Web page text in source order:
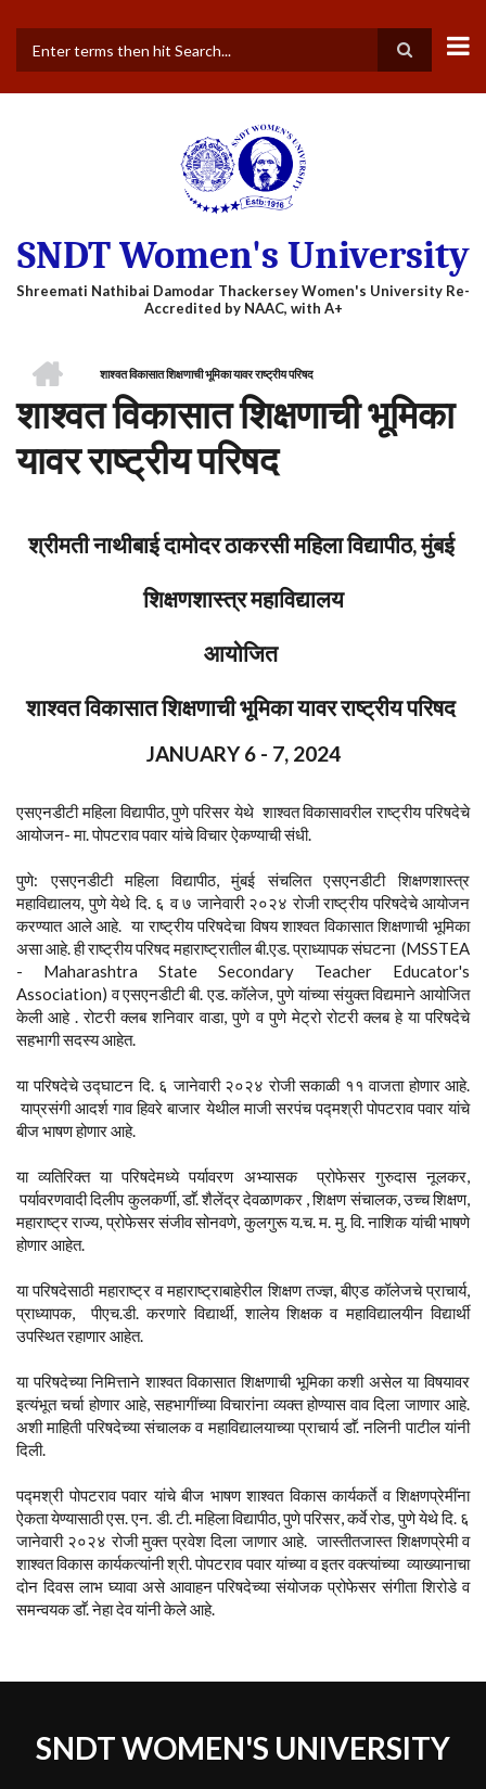
main
SNDT Women's University
BREADCRUMB
शाश्वत विकासात शिक्षणाची भूमिका यावर राष्ट्रीय परिषद
शाश्वत विकासात शिक्षणाची भूमिका
यावर राष्ट्रीय परिषद
श्रीमती नाथीबाई दामोदर ठाकरसी महिला विद्यापीठ, मुंबई
शिक्षणशास्त्र महाविद्यालय
आयोजित
शाश्वत विकासात शिक्षणाची भूमिका यावर राष्ट्रीय परिषद
JANUARY 6 - 7, 2024
एसएनडीटी महिला विद्यापीठ, पुणे परिसर येथे शाश्वत विकासावरील राष्ट्रीय परिषदेचे
आयोजन- मा. पोपटराव पवार यांचे विचार ऐकण्याची संधी.
पुणे: एसएनडीटी महिला विद्यापीठ, मुंबई संचलित एसएनडीटी शिक्षणशास्त्र
महाविद्यालय, पुणे येथे दि. ६ व ७ जानेवारी २०२४ रोजी राष्ट्रीय परिषदेचे आयोजन
करण्यात आले आहे. या राष्ट्रीय परिषदेचा विषय शाश्वत विकासात शिक्षणाची भूमिका
असा आहे. ही राष्ट्रीय परिषद महाराष्ट्रातील बी.एड. प्राध्यापक संघटना (MSSTEA
- Maharashtra State Secondary Teacher Educator's
Association) व एसएनडीटी बी. एड. कॉलेज, पुणे यांच्या संयुक्त विद्यमाने आयोजित
केली आहे . रोटरी क्लब शनिवार वाडा, पुणे व पुणे मेट्रो रोटरी क्लब हे या परिषदेचे
सहभागी सदस्य आहेत.
या परिषदेचे उद्घाटन दि. ६ जानेवारी २०२४ रोजी सकाळी ११ वाजता होणार आहे.
याप्रसंगी आदर्श गाव हिवरे बाजार येथील माजी सरपंच पद्मश्री पोपटराव पवार यांचे
बीज भाषण होणार आहे.
या व्यतिरिक्त या परिषदेमध्ये पर्यावरण अभ्यासक प्रोफेसर गुरुदास नूलकर,
पर्यावरणवादी दिलीप कुलकर्णी, डाॕ. शैलेंद्र देवळाणकर , शिक्षण संचालक, उच्च शिक्षण,
महाराष्ट्र राज्य, प्रोफेसर संजीव सोनवणे, कुलगुरू य.च. म. मु. वि. नाशिक यांची भाषणे
होणार आहेत.
या परिषदेसाठी महाराष्ट्र व महाराष्ट्राबाहेरील शिक्षण तज्ज्ञ, बीएड कॉलेजचे प्राचार्य,
प्राध्यापक, पीएच.डी. करणारे विद्यार्थी, शालेय शिक्षक व महाविद्यालयीन विद्यार्थी
उपस्थित रहाणार आहेत.
या परिषदेच्या निमित्ताने शाश्वत विकासात शिक्षणाची भूमिका कशी असेल या विषयावर
इत्यंभूत चर्चा होणार आहे, सहभागींच्या विचारांना व्यक्त होण्यास वाव दिला जाणार आहे.
अशी माहिती परिषदेच्या संचालक व महाविद्यालयाच्या प्राचार्य डाॕ. नलिनी पाटील यांनी
दिली.
पद्मश्री पोपटराव पवार यांचे बीज भाषण शाश्वत विकास कार्यकर्ते व शिक्षणप्रेमींना
ऐकता येण्यासाठी एस. एन. डी. टी. महिला विद्यापीठ, पुणे परिसर, कर्वे रोड, पुणे येथे दि. ६
जानेवारी २०२४ रोजी मुक्त प्रवेश दिला जाणार आहे. जास्तीतजास्त शिक्षणप्रेमी व
शाश्वत विकास कार्यकत्यांनी श्री. पोपटराव पवार यांच्या व इतर वक्त्यांच्या व्याख्यानाचा
दोन दिवस लाभ घ्यावा असे आवाहन परिषदेच्या संयोजक प्रोफेसर संगीता शिरोडे व
समन्वयक डाॕ. नेहा देव यांनी केले आहे.
SNDT WOMEN'S UNIVERSITY